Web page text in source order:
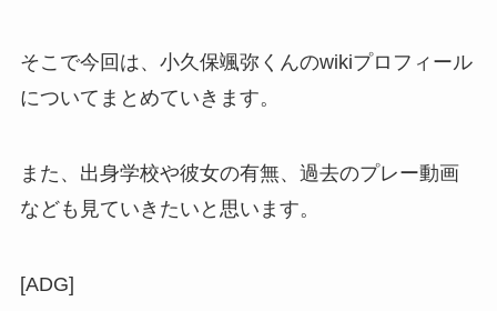
そこで今回は、小久保颯弥くんのwikiプロフィール
についてまとめていきます。
また、出身学校や彼女の有無、過去のプレー動画
なども見ていきたいと思います。
[ADG]